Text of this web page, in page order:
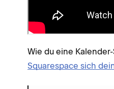
Eine
Wie du eine
Squarespace sich